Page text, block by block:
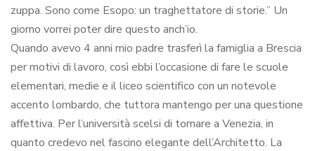
zuppa. Sono come Esopo: un traghettatore di storie.” Un
giorno vorrei poter dire questo anch’io.
Quando avevo 4 anni mio padre trasferì la famiglia a Brescia
per motivi di lavoro, così ebbi l’occasione di fare le scuole
elementari, medie e il liceo scientifico con un notevole
accento lombardo, che tuttora mantengo per una questione
affettiva. Per l’università scelsi di tornare a Venezia, in
quanto credevo nel fascino elegante dell’Architetto. La